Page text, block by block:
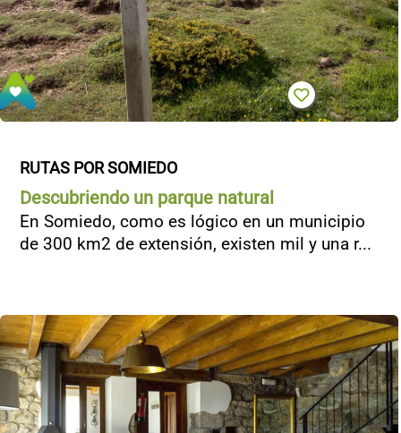
RUTAS POR SOMIEDO
Descubriendo un parque natural
En Somiedo, como es lógico en un municipio
de 300 km2 de extensión, existen mil y una r...